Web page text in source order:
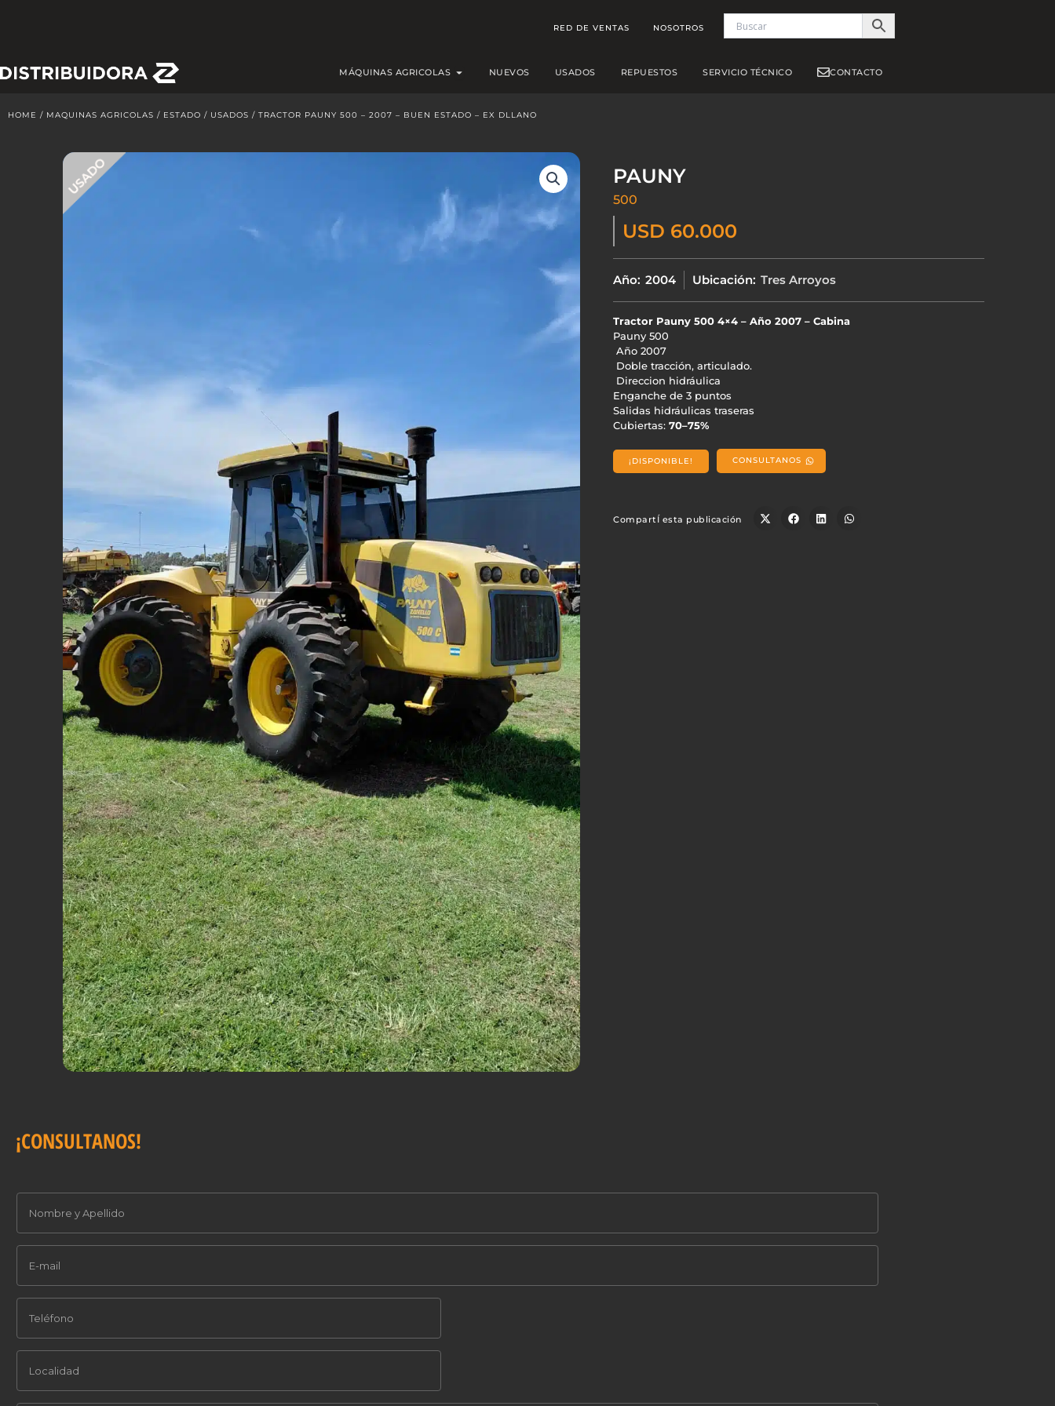
RED DE VENTAS NOSOTROS
MÁQUINAS AGRICOLAS Open MÁQUINAS AGRICOLAS
NUEVOS USADOS REPUESTOS SERVICIO TÉCNICO CONTACTO
HOME / MAQUINAS AGRICOLAS / ESTADO / USADOS / TRACTOR PAUNY 500 – 2007 – BUEN ESTADO – EX DLLANO
PAUNY
500
USD 60.000
Año: 2004 Ubicación: Tres Arroyos
Tractor Pauny 500 4×4 – Año 2007 – Cabina
Pauny 500
Año 2007
Doble tracción, articulado.
Direccion hidráulica
Enganche de 3 puntos
Salidas hidráulicas traseras
Cubiertas:70–75%
¡DISPONIBLE! CONSULTANOS
CompartÍ esta publicación
¡CONSULTANOS!